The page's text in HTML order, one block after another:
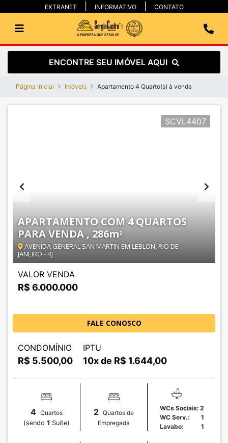
EXTRANET INFORMATIVO CONTATO
ENCONTRE SEU IMÓVEL AQUI
Página Inicial Imóveis Apartamento 4 Quarto(s) à venda
SCVL4407
APARTAMENTO COM 4 QUARTOS
PARA VENDA , 286m2
AVENIDA GENERAL SAN MARTIN EM LEBLON, RIO DE
JANEIRO - RJ
VALOR VENDA
R$ 6.000.000
FALE CONOSCO
CONDOMÍNIO
R$ 5.500,00
IPTU
10x de R$ 1.644,00
4 Quartos
(sendo 1 Suíte)
2 Quartos de
Empregada
WCs Sociais: 2
WC Serv.:
1
Lavabo:
1